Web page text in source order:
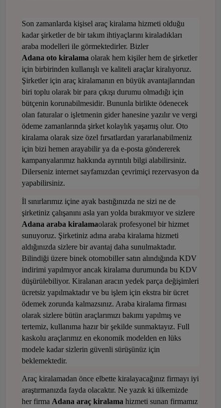
Son zamanlarda kişisel araç kiralama hizmeti olduğu
kadar şirketler de bir takım ihtiyaçlarını kiraladıkları
araba modelleri ile görmektedirler. Bizler
Adana oto kiralama olarak hem kişiler hem de şirketler
için birbirinden kullanışlı ve kaliteli araçlar kiralıyoruz.
Şirketler için araç kiralamanın en büyük avantajlarından
biri toplu olarak bir para çıkışı durumu olmadığı için
bütçenin korunabilmesidir. Bununla birlikte ödenecek
olan faturalar o işletmenin gider hanesine yazılır ve vergi
ödeme zamanlarında şirket kolaylık yaşamış olur. Oto
kiralama olarak size özel fırsatlardan yararlanabilmeniz
için bizi hemen arayabilir ya da e-posta göndererek
kampanyalarımız hakkında ayrıntılı bilgi alabilirsiniz.
Dilerseniz internet sayfamızdan çevrimiçi rezervasyon da
yapabilirsiniz.
İl sınırlarımız içine ayak bastığınızda ne sizi ne de
şirketiniz çalışanını asla yarı yolda bırakmıyor ve sizlere
Adana araba kiralamaolarak profesyonel bir hizmet
sunuyoruz. Şirketiniz adına araba kiralama hizmeti
aldığınızda sizlere bir avantaj daha sunulmaktadır.
Bilindiği üzere binek otomobiller satın alındığında KDV
indirimi yapılmıyor ancak kiralama durumunda bu KDV
düşürülebiliyor. Kiralanan aracın yedek parça değişimleri
ücretsiz yapılmaktadır ve bu işlem için ekstra bir ücret
ödemek zorunda kalmazsınız. Araba kiralama firması
olarak sizlere bütün araçlarımızı bakımı yapılmış ve
tertemiz, kullanıma hazır bir şekilde sunmaktayız. Full
kaskolu araçlarımız en ekonomik modelden en lüks
modele kadar sizlerin güvenli sürüşünüz için
beklemektedir.
Araç kiralamadan önce elbette kiralayacağınız firmayı iyi
araştırmanızda fayda olacaktır. Ne yazık ki ülkemizde
her firma Adana araç kiralama hizmeti sunan firmamız